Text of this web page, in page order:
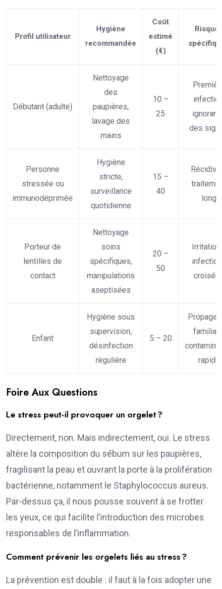
Profil utilisateur
Hygiène
recommandée
Coût
estimé
(€)
Débutant (adulte)
Nettoyage
des
paupières,
lavage des
mains
10 –
25
des
Personne
stressée ou
immunodéprimée
Hygiène
stricte,
surveillance
quotidienne
15 –
40
long
Porteur de
lentilles de
contact
Nettoyage
soins
spécifiques,
manipulations
aseptisées
20 –
50
Enfant
Hygiène sous
supervision,
désinfection
régulière
5 – 20
rapide
Foire Aux Questions
Le stress peut-il provoquer un orgelet ?
Directement, non. Mais indirectement, oui. Le stress
altère la composition du sébum sur les paupières,
fragilisant la peau et ouvrant la porte à la prolifération
bactérienne, notamment le Staphylococcus aureus.
Par-dessus ça, il nous pousse souvent à se frotter
les yeux, ce qui facilite l’introduction des microbes
responsables de l’inflammation.
Comment prévenir les orgelets liés au stress ?
La prévention est double : il faut à la fois adopter une